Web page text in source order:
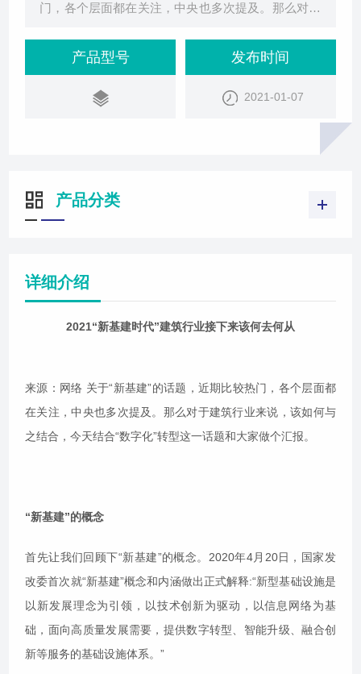
门，各个层面都在关注，中央也多次提及。那么对于
化”转型这一话题和大家做个汇报。“新基建”的概念首
先让我们回顾下“新基
产品型号 发布时间
2021-01-07
产品分类
详细介绍
2021“新基建时代”建筑行业接下来该何去何从
来源：网络 关于“新基建”的话题，近期比较热门，各个层面都
在关注，中央也多次提及。那么对于建筑行业来说，该如何与
之结合，今天结合“数字化”转型这一话题和大家做个汇报。
“新基建”的概念
首先让我们回顾下“新基建”的概念。2020年4月20日，国家发
改委首次就“新基建”概念和内涵做出正式解释:“新型基础设施是
以新发展理念为引领，以技术创新为驱动，以信息网络为基
础，面向高质量发展需要，提供数字转型、智能升级、融合创
新等服务的基础设施体系。”